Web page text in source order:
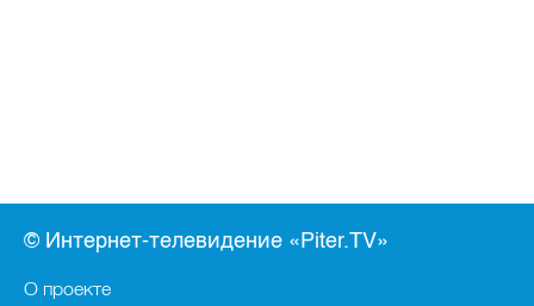
© Интернет-телевидение «Piter.TV»
О проекте